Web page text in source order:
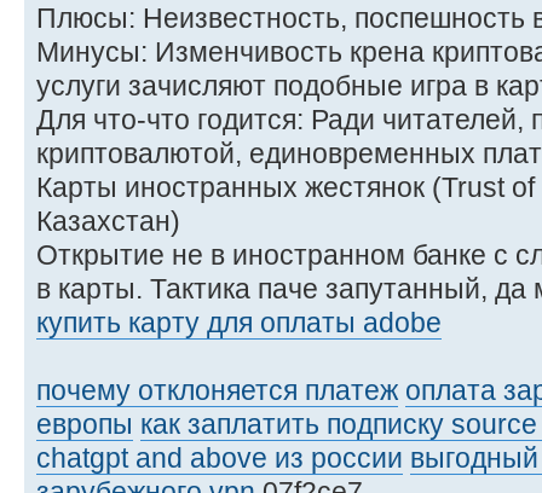
Плюсы: Неизвестность, поспешность
Минусы: Изменчивость крена
услуги зачисляют подобные игра в
Для что-что годится: Ради читателей,
криптовалютой, единовременных
Карты иностранных жестянок (Trust
Казахстан)
Открытие не в иностранном банке с
в карты. Тактика паче запутанный,
купить карту для оплаты adobe
почему отклоняется платеж оплата
европы как заплатить подписку
chatgpt and above из россии